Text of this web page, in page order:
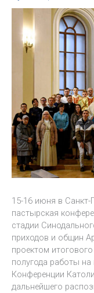
15-16 июня в Санкт-
пастырская
стадии
приходов и общин
проектом
полугода работы
Конференции
дальнейшего